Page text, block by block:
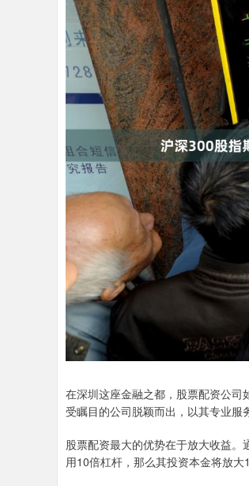
在深圳这座金融之都，股票配资公
受瞩目的公司脱颖而出，以其专业服
股票配资最大的优势在于放大收益
用10倍杠杆，那么其投资本金将放大